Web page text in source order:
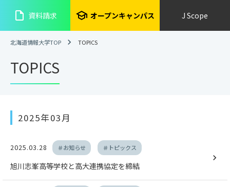
insert_drive_file 資料請求 school オープンキャンパス J Scope
北海道情報大学TOP TOPICS
TOPICS
2025年03月
2025.03.28 ＃お知らせ ＃トピックス
旭川志峯高等学校と高大連携協定を締結